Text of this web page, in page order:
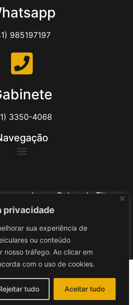
privacidade
sua experiência de
ou conteúdo
nosso tráfego. Ao clicar em
com o uso de cookies.
tudo Aceitar tudo
985197197
3350-4068
ao Delegado Tito
Barichello
poriv3